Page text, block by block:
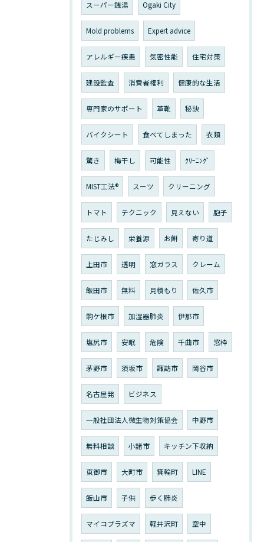
スーパー銭湯 Ogaki City
Mold problems Expert advice
アレルギー疾患 気密性能 住宅対策
建設監査 消費者権利 健康的な生活
専門家のサポート 革靴 秘訣
バイクシート 食べてしまった 衣類
驚き 梅干し 可能性 ｸﾘｰﾆﾝｸﾞ
MIST工法® スーツ クリーニング
トマト テクニック 見えない 胞子
たじみし 栄養源 お餅 寄り道
上田市 透明 窓ガラス クレーム
飯田市 無料 見積もり 佐久市
駒ケ根市 加湿器肺炎 伊那市
塩尻市 安眠 危険 千曲市 窓枠
茅野市 須坂市 諏訪市 岡谷市
名古屋発 ビジネス
一般社団法人微生物対策協会 中野市
無料相談 小諸市 キッチン下収納
東御市 大町市 箕輪町 LINE
飯山市 子供 歩く肺炎
マイコプラズマ 軽井沢町 空中